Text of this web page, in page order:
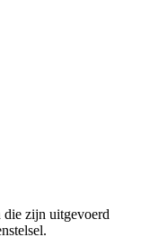
zijn uitgevoerd